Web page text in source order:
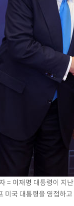
오른 801.67 마감
(4.58%) 내린 6296.38
린 1423.8원 마감
이스X 로켓 달 충돌 흔
는 승부차기 끝 과
"태풍 지나며 폭염 잠
보 맹공…"공산주의가
, '이란 호르무즈 통제
반대 안해…안정 전력
' 대한축구협회·축구회
= 이재명 대통령이 지
미국 대통령을 영접하